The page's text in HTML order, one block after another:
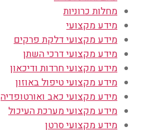
מחלות כרוניות
מידע מקצועי
מידע מקצועי דלקת פרקים
מידע מקצועי דרכי השתן
מידע מקצועי חרדות ודיכאון
מידע מקצועי טיפול באוזון
מידע מקצועי כאב ואורטופדיה
מידע מקצועי מערכת העיכול
מידע מקצועי סרטן